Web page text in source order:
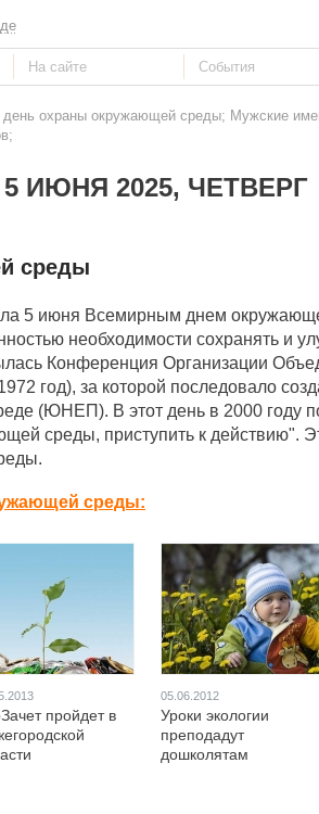
охраны окружающей среды; Мужские
ИЮНЯ 2025, ЧЕТВЕРГ
среды
5 июня Всемирным днем
необходимости сохранять и
Конференция Организации
год), за которой последовало
(ЮНЕП). В этот день в 2000 году
среды, приступить к действию".
среды:
пройдет в
05.06.2012
Уроки экологии
преподадут
дошколятам